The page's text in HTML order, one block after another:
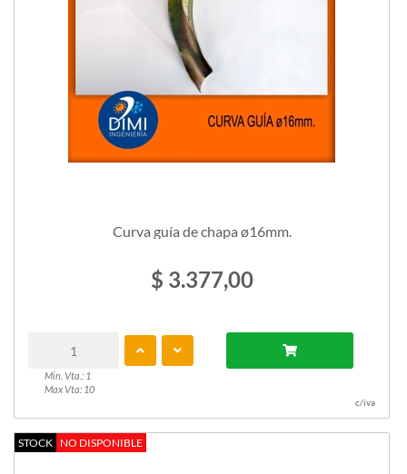
Curva guía de chapa ø16mm.
$ 3.377,00
Min. Vta.: 1
Max Vta: 10
c/iva
STOCK NO DISPONIBLE